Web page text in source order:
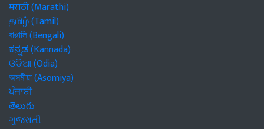
मराठी (Marathi)
தமிழ் (Tamil)
বাঙালি (Bengali)
ಕನ್ನಡ (Kannada)
ଓଡିଆ (Odia)
অসমীয়া (Asomiya)
ਪੰਜਾਬੀ
తెలుగు
ગુજરાતી